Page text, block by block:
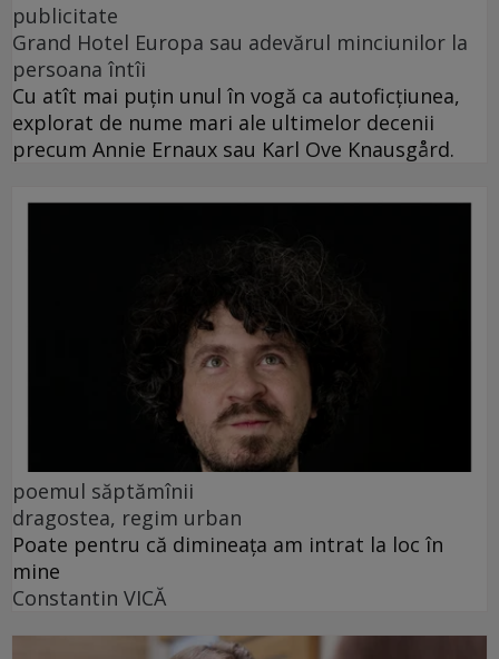
publicitate
Grand Hotel Europa sau adevărul minciunilor la
persoana întîi
Cu atît mai puțin unul în vogă ca autoficțiunea,
explorat de nume mari ale ultimelor decenii
precum Annie Ernaux sau Karl Ove Knausgård.
poemul săptămînii
dragostea, regim urban
Poate pentru că dimineața am intrat la loc în
mine
Constantin VICĂ